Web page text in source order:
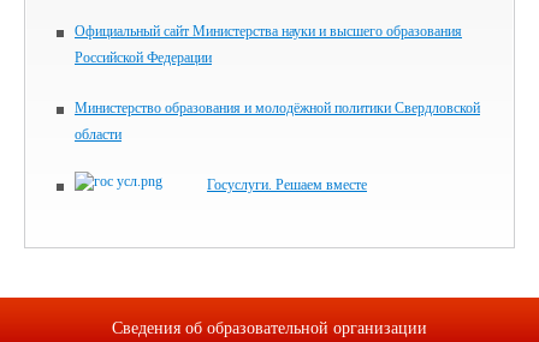
Официальный сайт Министерства науки и высшего образования
Российской Федерации
Министерство образования и молодёжной политики Свердловской
области
Госуслуги. Решаем вместе
Сведения об образовательной организации